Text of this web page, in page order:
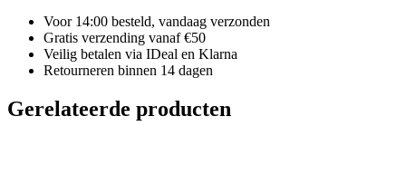
Voor 14:00 besteld, vandaag verzonden
Gratis verzending vanaf €50
Veilig betalen via IDeal en Klarna
Retourneren binnen 14 dagen
Gerelateerde producten